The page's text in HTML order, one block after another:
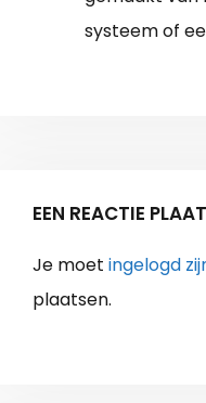
systeem of
EEN REACTIE
Je moet ingelogd
plaatsen.